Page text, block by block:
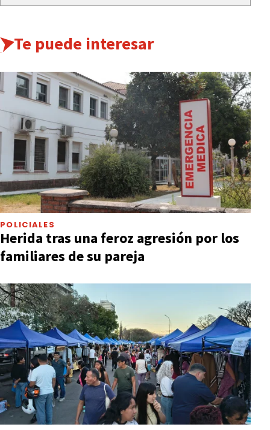
Te puede interesar
POLICIALES
Herida tras una feroz agresión por los
familiares de su pareja